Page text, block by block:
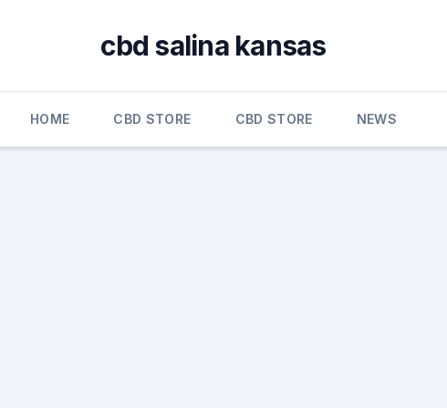
cbd salina kansas
HOME CBD STORE CBD STORE NEWS